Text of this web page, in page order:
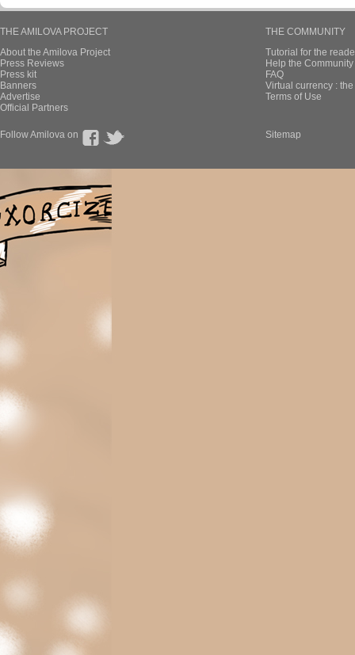
THE AMILOVA PROJECT
About the Amilova Project
Press Reviews
Press kit
Banners
Advertise
Official Partners
THE COMMUNITY
Tutorial for the
Help the
FAQ
Virtual currency :
Terms of Use
Follow Amilova on Sitemap